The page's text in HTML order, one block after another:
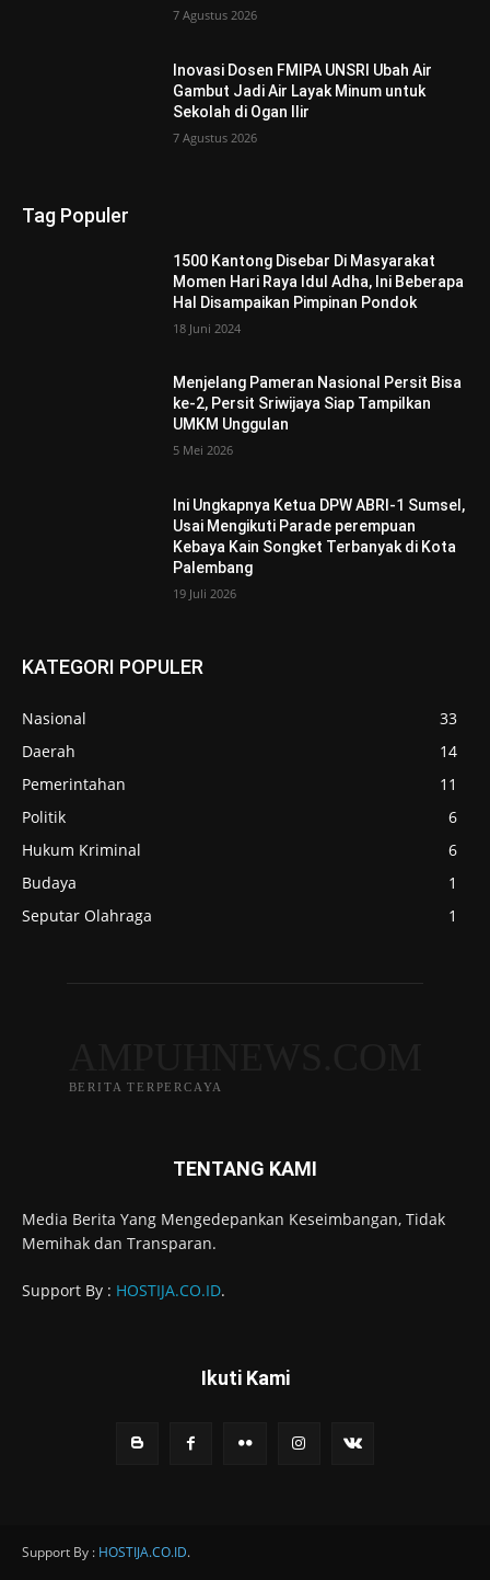
7 Agustus 2026
Inovasi Dosen FMIPA UNSRI Ubah Air
Gambut Jadi Air Layak Minum untuk
Sekolah di Ogan Ilir
7 Agustus 2026
Tag Populer
1500 Kantong Disebar Di Masyarakat
Momen Hari Raya Idul Adha, Ini Beberapa
Hal Disampaikan Pimpinan Pondok
18 Juni 2024
Menjelang Pameran Nasional Persit Bisa
ke-2, Persit Sriwijaya Siap Tampilkan
UMKM Unggulan
5 Mei 2026
Ini Ungkapnya Ketua DPW ABRI-1 Sumsel,
Usai Mengikuti Parade perempuan
Kebaya Kain Songket Terbanyak di Kota
Palembang
19 Juli 2026
KATEGORI POPULER
Nasional
33
Daerah
14
Pemerintahan
11
Politik
6
Hukum Kriminal
6
Budaya
1
Seputar Olahraga
1
BERITA TERPERCAYA
TENTANG KAMI
Media Berita Yang Mengedepankan Keseimbangan, Tidak
Memihak dan Transparan.
Support By : HOSTIJA.CO.ID.
Ikuti Kami
Support By : HOSTIJA.CO.ID.